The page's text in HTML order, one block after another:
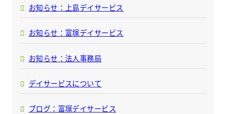
お知らせ：上島デイサービス
お知らせ：富塚デイサービス
お知らせ：法人事務局
デイサービスについて
ブログ：富塚デイサービス